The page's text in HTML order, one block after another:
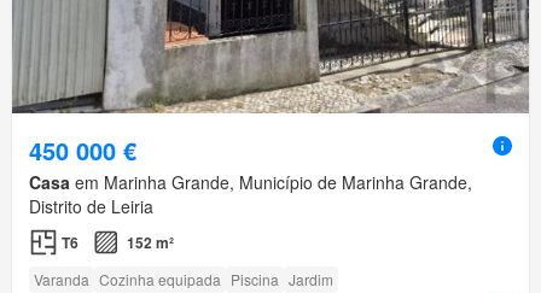
450 000 €
Casa em Marinha Grande, Município de Marinha Grande,
Distrito de Leiria
T6 152 m²
Varanda Cozinha equipada Piscina Jardim